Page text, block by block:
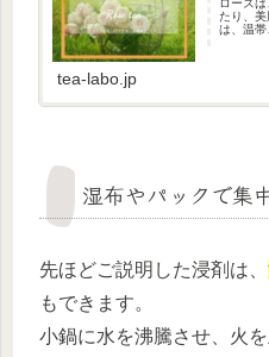
ローズ
たり、
は、温
ロップ
tea-labo.jp
湿布やパックで集
先ほどご説明した浸剤は、
もできます。
小鍋に水を沸騰させ、火